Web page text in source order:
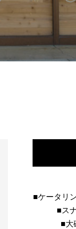
■ケータリ
■ス
■大